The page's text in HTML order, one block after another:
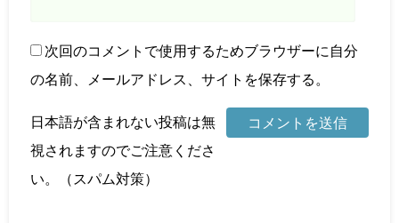
次回のコメントで使用するためブラウザーに自分
の名前、メールアドレス、サイトを保存する。
日本語が含まれない投稿は無
視されますのでご注意くださ
い。（スパム対策）